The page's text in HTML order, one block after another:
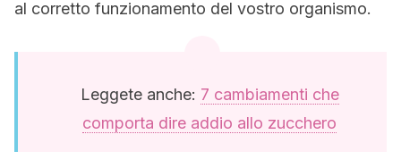
al corretto funzionamento del vostro organismo.
Leggete anche: 7 cambiamenti che
comporta dire addio allo zucchero